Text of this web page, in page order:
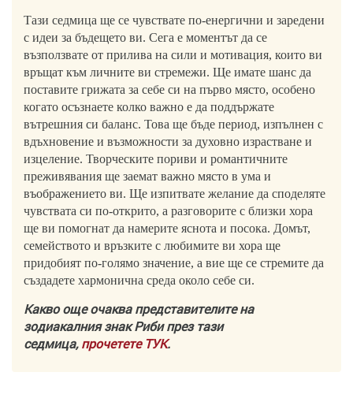
Тази седмица ще се чувствате по-енергични и заредени
с идеи за бъдещето ви. Сега е моментът да се
възползвате от прилива на сили и мотивация, които ви
връщат към личните ви стремежи. Ще имате шанс да
поставите грижата за себе си на първо място, особено
когато осъзнаете колко важно е да поддържате
вътрешния си баланс. Това ще бъде период, изпълнен с
вдъхновение и възможности за духовно израстване и
изцеление. Творческите пориви и романтичните
преживявания ще заемат важно място в ума и
въображението ви. Ще изпитвате желание да споделяте
чувствата си по-открито, а разговорите с близки хора
ще ви помогнат да намерите яснота и посока. Домът,
семейството и връзките с любимите ви хора ще
придобият по-голямо значение, а вие ще се стремите да
създадете хармонична среда около себе си.
Какво още очаква представителите на
зодиакалния знак Риби през тази
седмица,прочетете ТУК.